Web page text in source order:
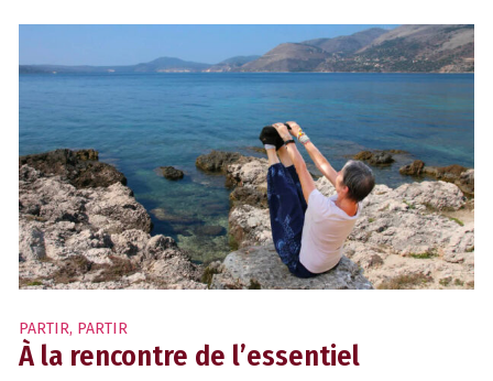
PARTIR, PARTIR
À la rencontre de l’essentiel